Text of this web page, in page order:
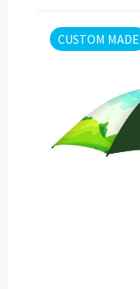
Memo boekjes
Kubusblokken
Custom made
Custom made
Custom made
CUSTOM MADE